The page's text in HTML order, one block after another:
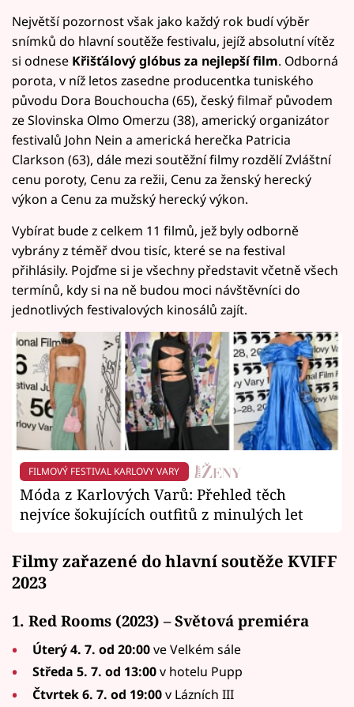
Největší pozornost však jako každý rok budí výběr
snímků do hlavní soutěže festivalu, jejíž absolutní vítěz
si odnese Křišťálový glóbus za nejlepší film. Odborná
porota, v níž letos zasedne producentka tuniského
původu Dora Bouchoucha (65), český filmař původem
ze Slovinska Olmo Omerzu (38), americký organizátor
festivalů John Nein a americká herečka Patricia
Clarkson (63), dále mezi soutěžní filmy rozdělí Zvláštní
cenu poroty, Cenu za režii, Cenu za ženský herecký
výkon a Cenu za mužský herecký výkon.
Vybírat bude z celkem 11 filmů, jež byly odborně
vybrány z téměř dvou tisíc, které se na festival
přihlásily. Pojďme si je všechny představit včetně všech
termínů, kdy si na ně budou moci návštěvníci do
jednotlivých festivalových kinosálů zajít.
FILMOVÝ FESTIVAL KARLOVY VARY
Móda z Karlových Varů: Přehled těch
nejvíce šokujících outfitů z minulých let
Filmy zařazené do hlavní soutěže KVIFF
2023
1. Red Rooms (2023) – Světová premiéra
Úterý 4. 7. od 20:00ve Velkém sále
Středa 5. 7. od 13:00v hotelu Pupp
Čtvrtek 6. 7. od 19:00v Lázních III